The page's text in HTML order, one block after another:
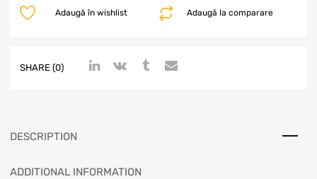
Adaugă la comparare
Adaugă în wishlist
SHARE (0)
DESCRIPTION
ADDITIONAL INFORMATION